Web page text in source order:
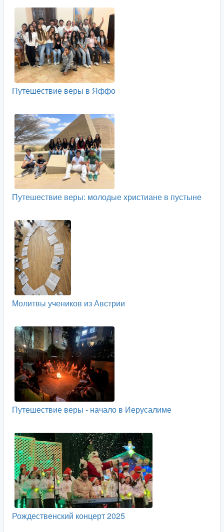
Путешествие веры в Яффо
Путешествие веры: молодые христиане в пустыне
Молитвы учеников из Австрии
Путешествие веры - начало в Иерусалиме
Рождественский концерт 2025